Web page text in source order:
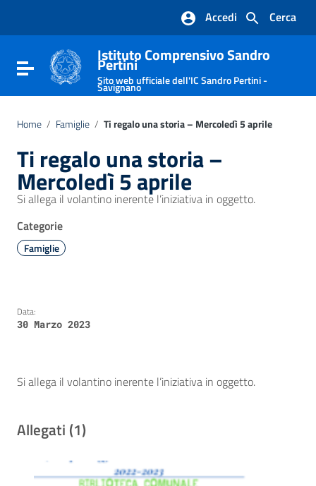
Vai al footer
Cerca
Accedi
Attiva / disattiva la navigazione
Istituto Comprensivo Sandro
Pertini
Sito web ufficiale dell'IC Sandro Pertini -
Savignano
Home / Famiglie / Ti regalo una storia – Mercoledì 5 aprile
Ti regalo una storia –
Mercoledì 5 aprile
Si allega il volantino inerente l’iniziativa in oggetto.
Categorie
Famiglie
Data:
30 Marzo 2023
Si allega il volantino inerente l’iniziativa in oggetto.
Allegati (1)